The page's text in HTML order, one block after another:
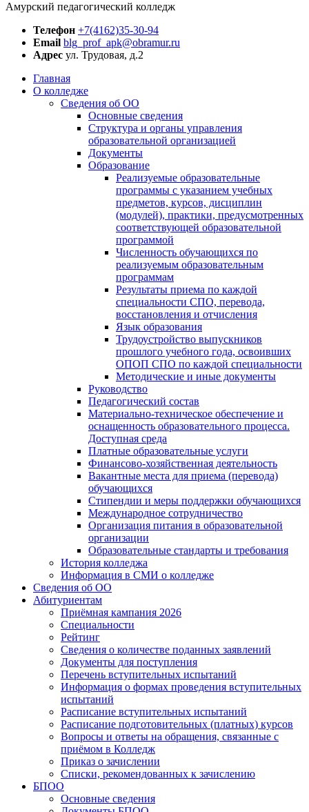
Амурский педагогический колледж
Телефон +7(4162)35-30-94
Email blg_prof_apk@obramur.ru
Адрес ул. Трудовая, д.2
Главная
О колледже
Сведения об ОО
Основные сведения
Структура и органы управления
образовательной организацией
Документы
Образование
Реализуемые образовательные
программы с указанием учебных
предметов, курсов, дисциплин
(модулей), практики, предусмотренных
соответствующей образовательной
программой
Численность обучающихся по
реализуемым образовательным
программам
Результаты приема по каждой
специальности СПО, перевода,
восстановления и отчисления
Язык образования
Трудоустройство выпускников
прошлого учебного года, освоивших
ОПОП СПО по каждой специальности
Методические и иные документы
Руководство
Педагогический состав
Материально-техническое обеспечение и
оснащенность образовательного процесса.
Доступная среда
Платные образовательные услуги
Финансово-хозяйственная деятельность
Вакантные места для приема (перевода)
обучающихся
Стипендии и меры поддержки обучающихся
Международное сотрудничество
Организация питания в образовательной
организации
Образовательные стандарты и требования
История колледжа
Информация в СМИ о колледже
Сведения об ОО
Абитуриентам
Приёмная кампания 2026
Специальности
Рейтинг
Сведения о количестве поданных заявлений
Документы для поступления
Перечень вступительных испытаний
Информация о формах проведения вступительных
испытаний
Расписание вступительных испытаний
Расписание подготовительных (платных) курсов
Вопросы и ответы на обращения, связанные с
приёмом в Колледж
Приказ о зачислении
Списки, рекомендованных к зачислению
БПОО
Основные сведения